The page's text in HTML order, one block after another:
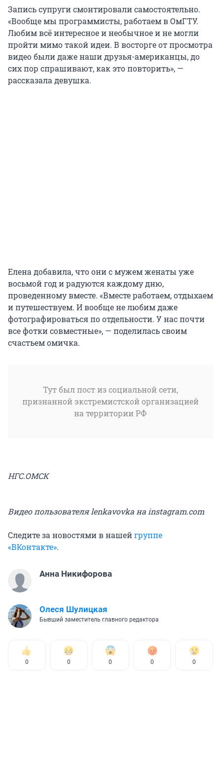
Запись супруги смонтировали самостоятельно.
«Вообще мы программисты, работаем в ОмГТУ.
Любим всё интересное и необычное и не могли
пройти мимо такой идеи. В восторге от просмотра
видео были даже наши друзья-американцы, до
сих пор спрашивают, как это повторить», —
рассказала девушка.
Елена добавила, что они с мужем женаты уже
восьмой год и радуются каждому дню,
проведенному вместе. «Вместе работаем, отдыхаем
и путешествуем. И вообще не любим даже
фотографироваться по отдельности. У нас почти
все фотки совместные», — поделилась своим
счастьем омичка.
Тут был пост из социальной сети,
признанной экстремистской организацией
на территории РФ
НГС.ОМСК
Видео пользователя lenkavovka на instagram.com
Следите за новостями в нашейгруппе
«ВКонтакте».​
Анна Никифорова
Олеся Шулицкая
Бывший заместитель главного редактора
0 0 0 0 0